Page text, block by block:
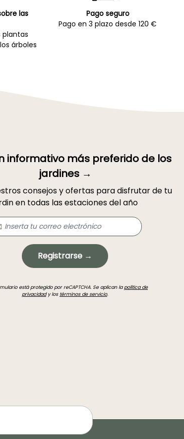
las
plantas
árboles
Pago seguro
Pago en 3 plazo desde 120 €
informativo más preferido de los
jardines →
consejos y ofertas para disfrutar de tu
en todas las estaciones del año
Registrarse →
está protegido por reCAPTCHA. Se aplican lapolítica de
privacidady los términos de servicio.